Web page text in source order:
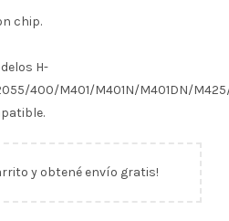
chip.
H-
400/M401/M401N/M401DN/
y obtené envío gratis!